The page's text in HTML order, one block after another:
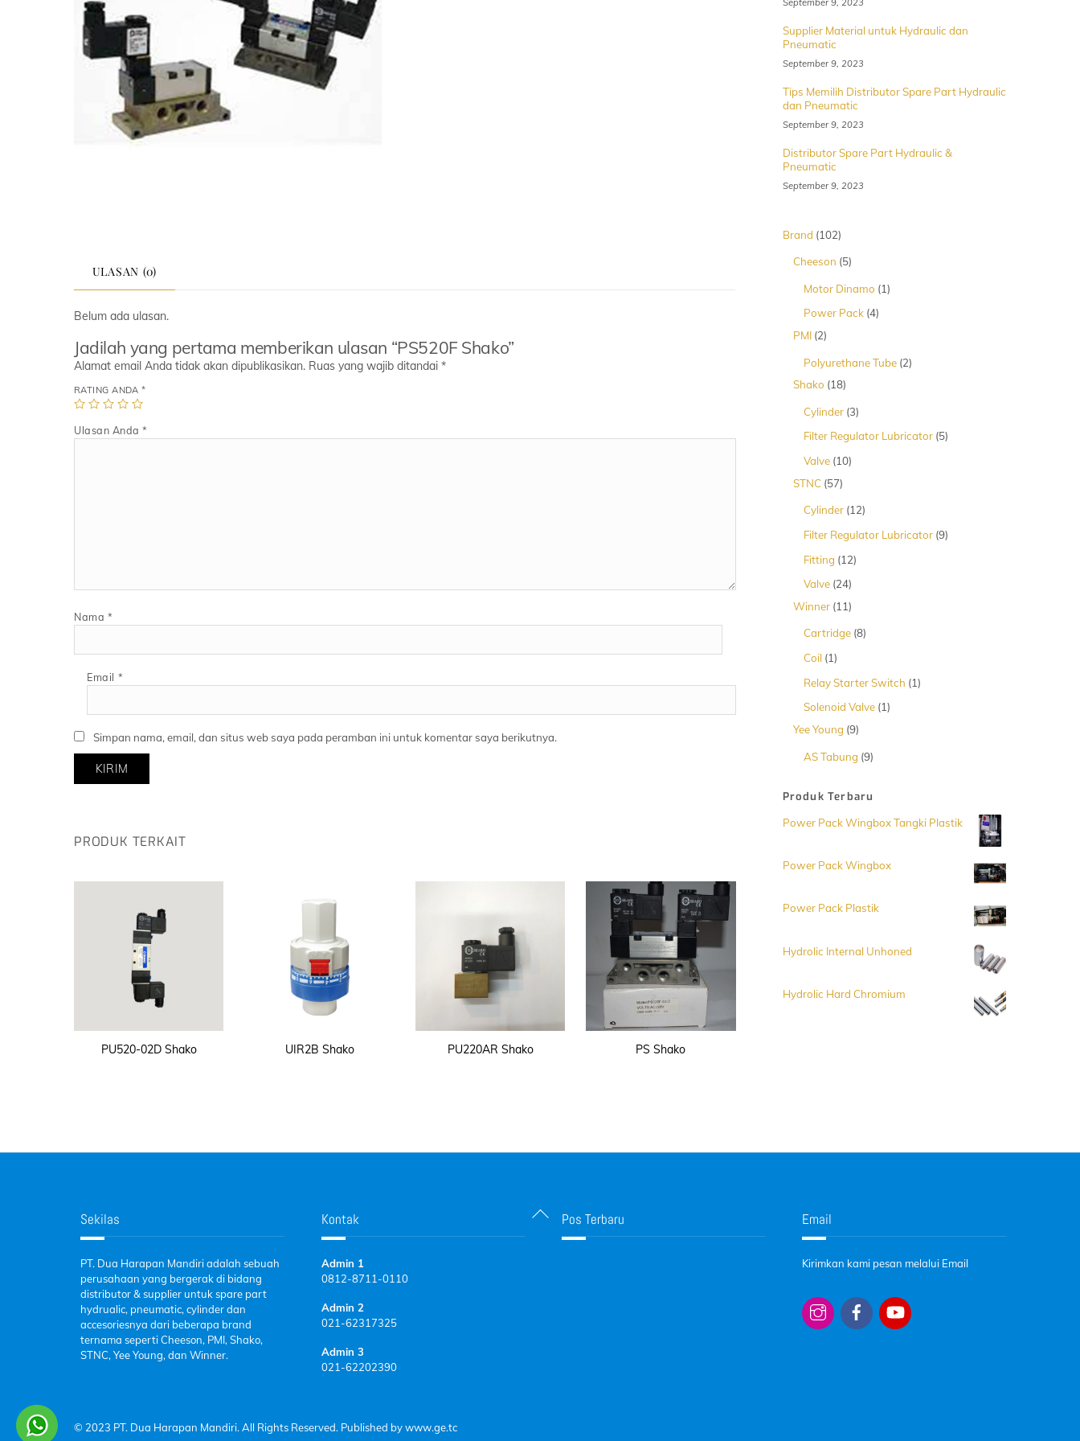
ULASAN (0)
Belum ada ulasan.
Jadilah yang pertama memberikan ulasan “PS520F Shako”
Alamat email Anda tidak akan dipublikasikan. Ruas yang wajib ditandai *
RATING ANDA*
Ulasan Anda*
Nama *
Email *
Simpan nama, email, dan situs web saya pada peramban ini untuk komentar saya berikutnya.
PRODUK TERKAIT
PU520-02D Shako UIR2B Shako PU220AR Shako PS Shako
September 9, 2023
Supplier Material untuk Hydraulic dan
Pneumatic
September 9, 2023
Tips Memilih Distributor Spare Part Hydraulic
dan Pneumatic
September 9, 2023
Distributor Spare Part Hydraulic &
Pneumatic
September 9, 2023
Brand 102102
Cheeson 55
Motor Dinamo
11
Power Pack 44
PMI 22
Polyurethane Tube 22
Shako 1818
Cylinder 33
Filter Regulator Lubricator 55
Valve 1010
STNC 5757
Cylinder 1212
Filter Regulator Lubricator 99
Fitting 1212
Valve 2424
Winner 1111
Cartridge 88
Coil 11
Relay Starter Switch 11
Solenoid Valve 11
Yee Young 99
AS Tabung 99
Produk Terbaru
Power Pack Wingbox Tangki Plastik
Power Pack Wingbox
Power Pack Plastik
Hydrolic Internal Unhoned
Hydrolic Hard Chromium
Back
To
Sekilas
PT. Dua Harapan Mandiri adalah sebuah
perusahaan yang bergerak di bidang
distributor & supplier untuk spare part
hydrualic, pneumatic, cylinder dan
accesoriesnya dari beberapa brand
ternama seperti Cheeson, PMI, Shako,
STNC, Yee Young, dan Winner.
Kontak
Admin 1
0812-8711-0110
Admin 2
021-62317325
Admin 3
021-62202390
Pos Terbaru Email
Kirimkan kami pesan melalui Email
© 2023 PT. Dua Harapan Mandiri. All Rights Reserved. Published bywww.ge.tc